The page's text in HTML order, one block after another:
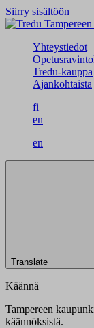
Siirry sisältöön
Yhteystiedot
Tredu-kauppa
Ajankohtaista
fi
en
en
Translate
Käännä
Tampereen
käännöksistä.